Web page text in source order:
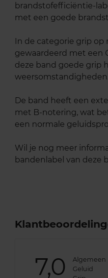
brandstofefficiëntie-
met een goede
In de categorie grip
gewaardeerd met een
deze band goede grip
weersomstandigheden.
De band heeft een
met B-notering, wat
een normale
Wil je nog meer
bandenlabel van deze
7,0 Algemeen
Geluid